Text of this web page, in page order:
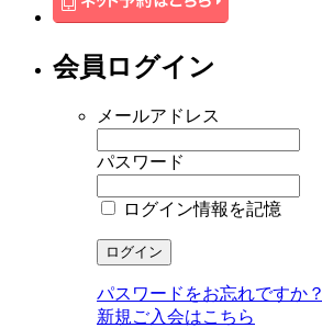
会員ログイン
メールアドレス
パスワード
ログイン情報を記憶
パスワードをお忘れですか？
新規ご入会はこちら